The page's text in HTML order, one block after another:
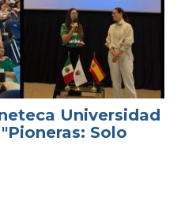
Universidad
Solo